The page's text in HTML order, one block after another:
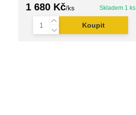
1 680 Kč/ks Skladem 1 ks
Koupit